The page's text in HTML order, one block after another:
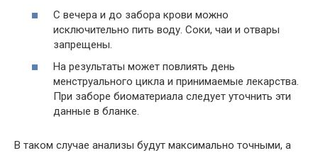
С вечера и до забора крови можно
исключительно пить воду. Соки, чаи и отвары
запрещены.
На результаты может повлиять день
менструального цикла и принимаемые лекарства.
При заборе биоматериала следует уточнить эти
данные в бланке.
В таком случае анализы будут максимально точными, а